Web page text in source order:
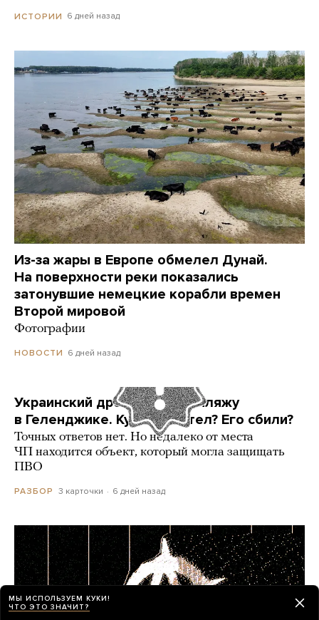
ИСТОРИИ 6 дней назад
Из-за жары в Европе обмелел Дунай.
На поверхности реки показались
затонувшие немецкие корабли времен
Второй мировой
Фотографии
НОВОСТИ 6 дней назад
Украинский дрон попал по пляжу
в Геленджике. Куда он летел? Его сбили?
Точных ответов нет. Но недалеко от места
ЧП находится объект, который могла защищать
ПВО
РАЗБОР 3 карточки 6 дней назад
МЫ ИСПОЛЬЗУЕМ КУКИ!
ЧТО ЭТО ЗНАЧИТ?